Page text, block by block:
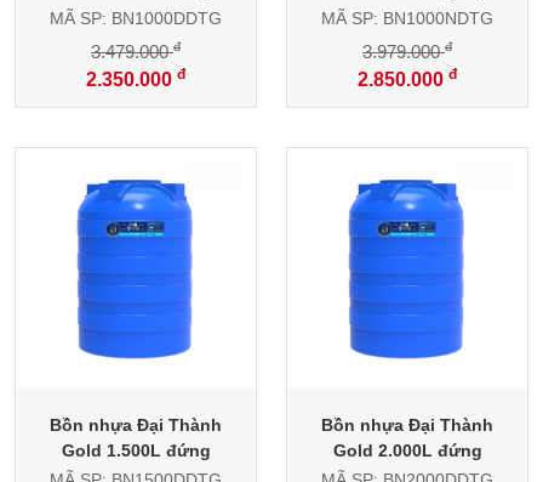
MÃ SP: BN1000DDTG
2.350.000 đ
3.479.000đ
MÃ SP: BN1000NDTG
2.850.000 đ
3.979.000đ
Bồn nhựa Đại Thành
Gold 1.500L đứng
Bồn nhựa Đại Thành
Gold 2.000L đứng